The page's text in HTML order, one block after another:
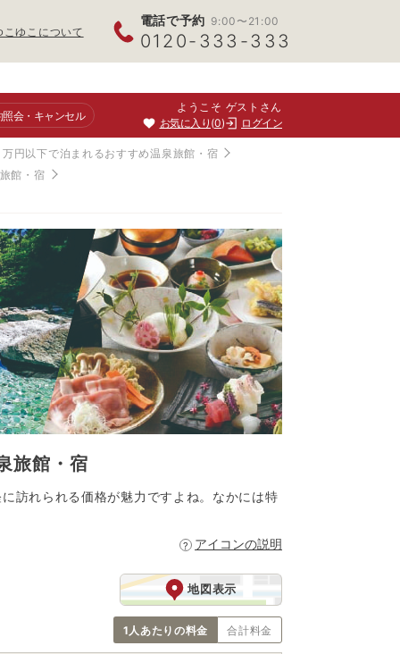
こゆこについて
電話で予約 9:00〜21:00
0120-333-333
照会・キャンセル
ようこそ ゲストさん
お気に入り 0 ログイン
円以下で泊まれるおすすめ温泉旅館・宿
館・宿
旅館・宿
訪れられる価格が魅力ですよね。なかには特
アイコンの説明
地図表示
1人あたりの料金 合計料金